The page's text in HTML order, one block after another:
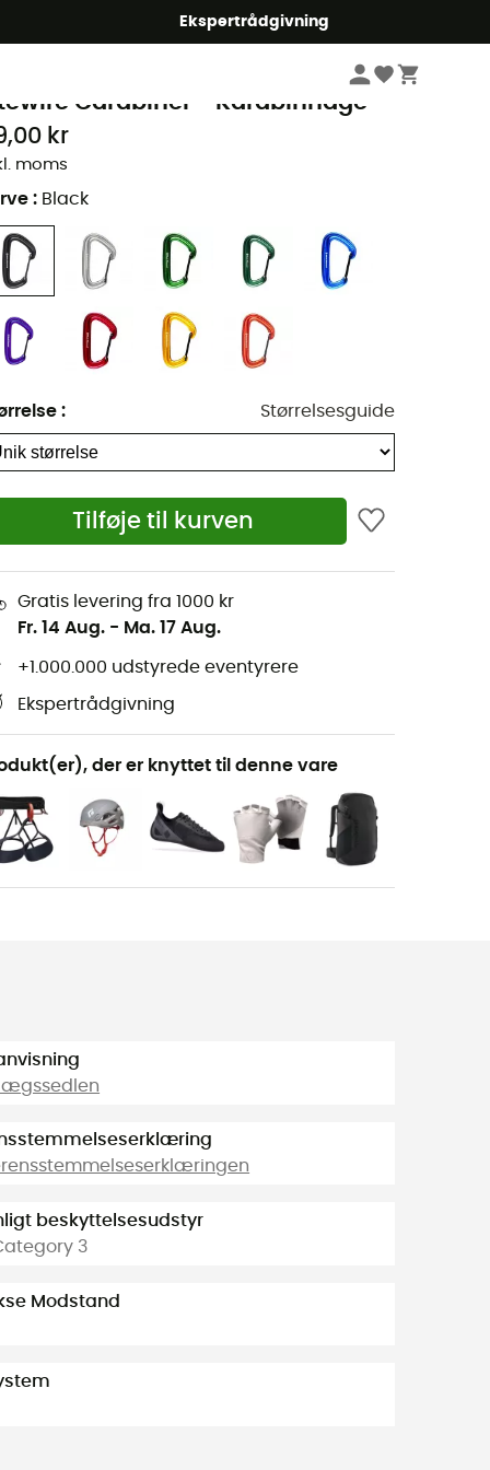
Ekspertrådgivning
Karabinhager
Carabiner - Karabinhage
kr
moms
: Black
: Størrelsesguide
Tilføje til kurven
Gratis levering fra 1000 kr
Fr. 14 Aug. - Ma. 17 Aug.
+1.000.000 udstyrede eventyrere
Ekspertrådgivning
der er knyttet til denne vare
beskyttelsesudstyr
3
Modstand